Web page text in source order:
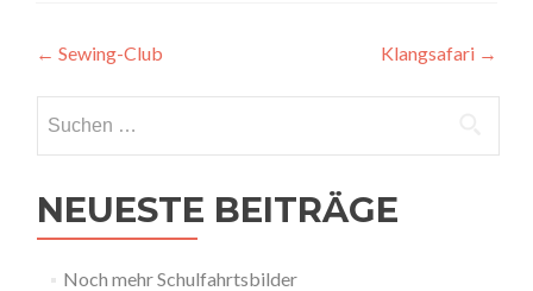
Artikel-
Navigation
← Sewing-Club Klangsafari →
nach:
NEUESTE BEITRÄGE
Noch mehr Schulfahrtsbilder